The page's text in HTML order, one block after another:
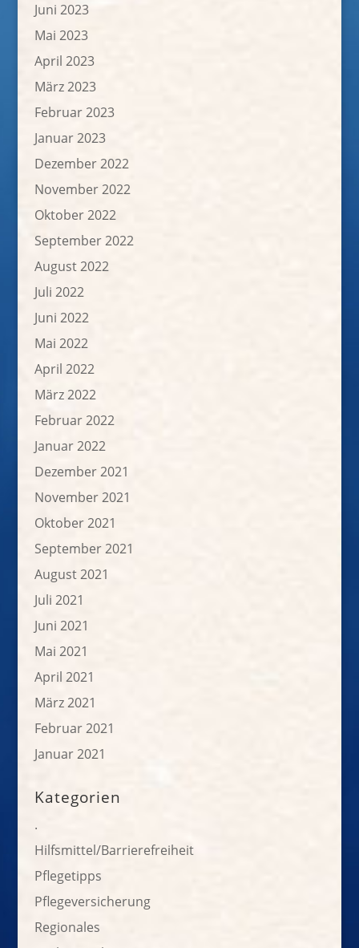
Juni 2023
Mai 2023
April 2023
März 2023
Februar 2023
Januar 2023
Dezember 2022
November 2022
Oktober 2022
September 2022
August 2022
Juli 2022
Juni 2022
Mai 2022
April 2022
März 2022
Februar 2022
Januar 2022
Dezember 2021
November 2021
Oktober 2021
September 2021
August 2021
Juli 2021
Juni 2021
Mai 2021
April 2021
März 2021
Februar 2021
Januar 2021
Kategorien
.
Hilfsmittel/Barrierefreiheit
Pflegetipps
Pflegeversicherung
Regionales